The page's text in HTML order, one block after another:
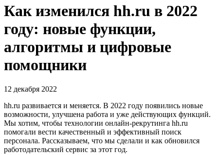
Как изменился hh.ru в 2022
году: новые функции,
алгоритмы и цифровые
помощники
12 декабря 2022
hh.ru развивается и меняется. В 2022 году появились новые
возможности, улучшена работа и уже действующих функций.
Мы хотим, чтобы технологии онлайн-рекрутинга hh.ru
помогали вести качественный и эффективный поиск
персонала. Рассказываем, что мы сделали и как обновился
работодательский сервис за этот год.